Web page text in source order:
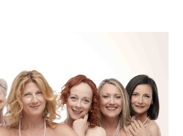
dove si esibirà per il secondo anno
milanese avrà il piacere di applaudire i
Sea Youth Philharmonic per la quarta
nel 2008 da Kristjan Järvi (affiancato